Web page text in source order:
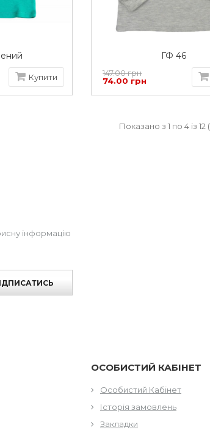
Купити
ГФ 46
147.00 грн
74.00 грн
Показано з 1 по 4 із 12
інформацію
ОСОБИСТИЙ КАБІНЕТ
Особистий Кабінет
Історія замовлень
Закладки